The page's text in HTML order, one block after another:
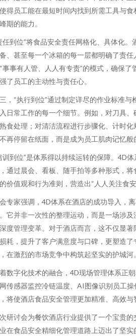
得员工能在最短时间内找到所需工具与
期的能力。
任到位”将食品安全责任网格化、具体化
、甚至每一个冰箱的每一层都明确了责
事事有人管、人人有专责”的模式，确保
了员工的主动性与责任心。
，“执行到位”通过制定详尽的作业标准
日常工作的每一个细节。例如，对刀具
食处理；对清洁流程进行步骤化、计时
再停留在纸面，而是成为员工肌肉记忆般
训到位”是体系得以持续运转的保障。4D
通过晨会、看板、随手拍等多种形式，
价值观和行为准则，营造出“人人关注食
专家强调，4D体系在酒店的成功导入，
它并非一次性的整理运动，而是一场涉
度管理变革。对于酒店而言，这不仅显
耗，提升了客户满意度与口碑，更塑造
在激烈的市场竞争中构筑起坚实的护城河。
数字化技术的融合，4D现场管理体系正
传感器监控冷链温度、AI图像识别员工
将使酒店食品安全管理更加精准、高效与
研讨会为餐饮酒店行业提供了一个宝贵
在食品安全精细化管理道路上迈出了坚